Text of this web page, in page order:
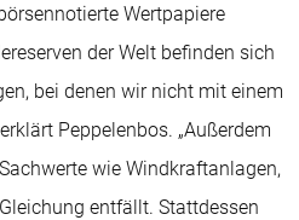
Wertpapiere
der Welt befinden sich
bei denen wir nicht mit einem
Peppelenbos. „Außerdem
wie Windkraftanlagen,
entfällt. Stattdessen